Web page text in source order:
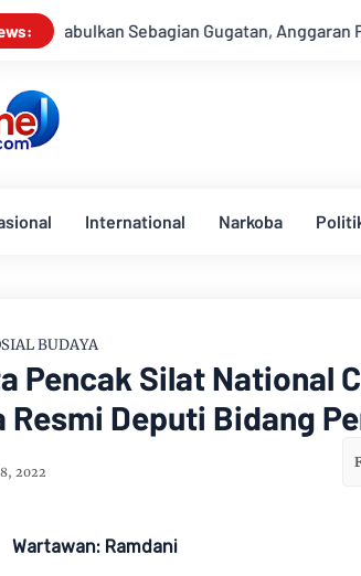
Gugatan, Anggaran Pendidikan Tak Lagi
International Narkoba
BUDAYA
Pencak Silat National
Resmi Deputi Bidang
2022
Wartawan: Ramdani